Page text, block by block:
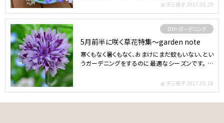
金子三保子 2017.05.29
DIY・ガーデニング
5月前半に咲く草花特集～garden note
寒くもなく暑くもなく、おまけにまだ蚊もいない、とい
うガーデニングをするのに最適なシーズンです。 春
金子三保子 2017.05.18